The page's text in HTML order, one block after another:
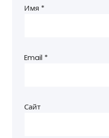
Имя *
Email *
Сайт